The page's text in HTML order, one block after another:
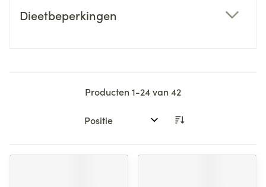
Dieetbeperkingen
Producten1-24van42
Sorteer op: